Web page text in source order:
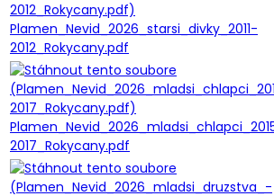
Plamen_Nevid_2026_starsi_divky_2011-
2012_Rokycany.pdf
2017_Rokycany.pdf